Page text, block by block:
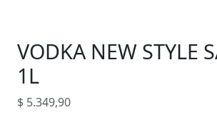
VODKA NEW STYLE
1L
$ 5.349,90